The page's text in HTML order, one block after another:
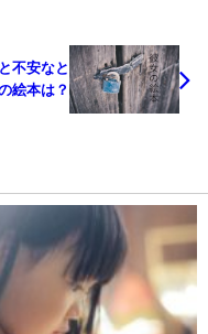
不安なと
絵本は？